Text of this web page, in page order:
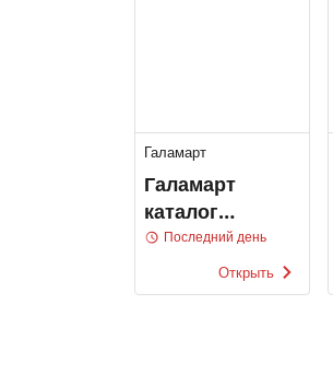
Галамарт
Галамарт
каталог
товаров
Последний день
Открыть